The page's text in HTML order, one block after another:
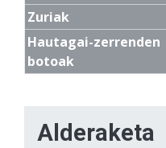
Zuriak
Hautagai-zerrenden
botoak
Alderaketa